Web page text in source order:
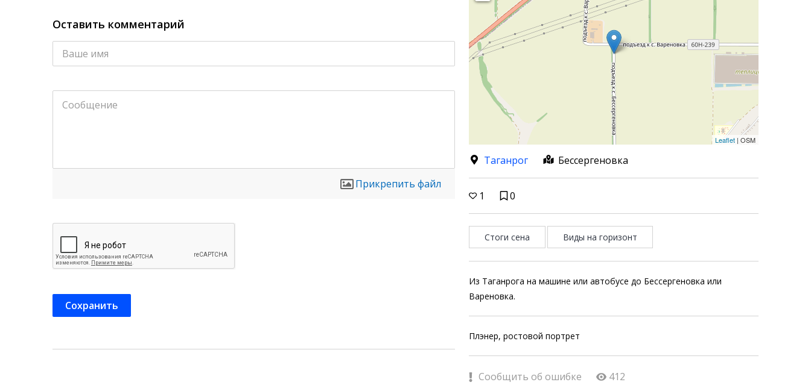
Leaflet | OSM
Таганрог Бессергеновка
1 0
Стоги сена Виды на горизонт
Из Таганрога на машине или автобусе до Бессергеновка или
Вареновка.
Плэнер, ростовой портрет
Сообщить об ошибке 412
Оставить комментарий
Прикрепить файл